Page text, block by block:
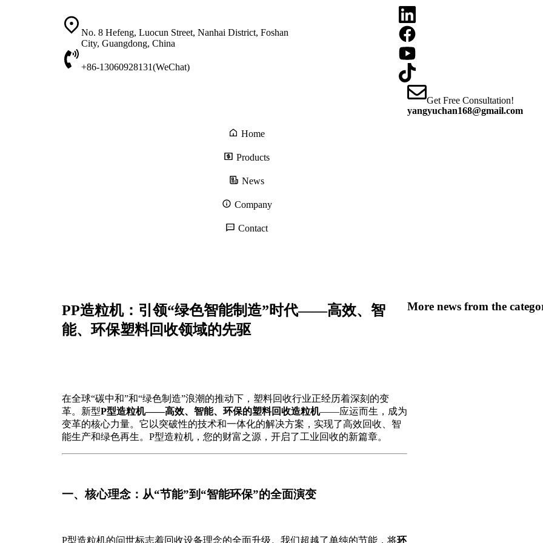
No. 8 Hefeng, Luocun Street, Nanhai District, Foshan
City, Guangdong, China
+86-13060928131(WeChat)
Get Free Consultation!
yangyuchan168@gmail.com
Home
Products
News
Company
Contact
PP造粒机：引领“绿色智能制造”时代——高效、智
能、环保塑料回收领域的先驱
在全球“碳中和”和“绿色制造”浪潮的推动下，塑料回收行业正经历着深刻的变
革。新型P型造粒机——高效、智能、环保的塑料回收造粒机——应运而生，成为
变革的核心力量。它以突破性的技术和一体化的解决方案，实现了高效回收、智
能生产和绿色再生。P型造粒机，您的财富之源，开启了工业回收的新篇章。
一、核心理念：从“节能”到“智能环保”的全面演变
P型造粒机的问世标志着回收设备理念的全面升级。我们超越了单纯的节能，将环
More news from the